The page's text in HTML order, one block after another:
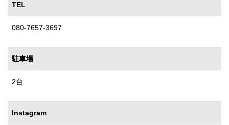
TEL
080-7657-3697
駐車場
2台
Instagram